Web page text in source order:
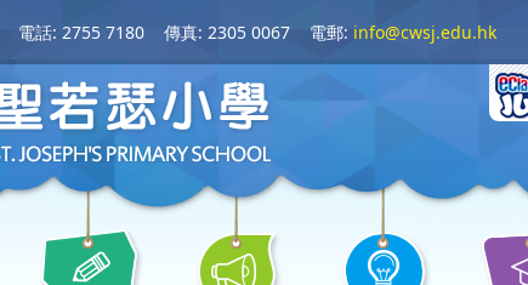
電話: 2755 7180 傳真: 2305 0067 電郵: info@cwsj.edu.hk